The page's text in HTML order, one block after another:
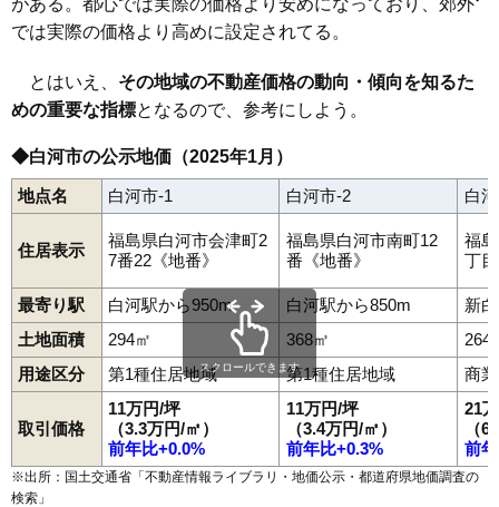
82 大 4.2万円 442万円 -7.7%
83 久田野 3.4万円 479万円
84 道東 3.4万円 517万円 -7.4%
85 大信田園町府 3.3万円 337万円
87 瀬戸原 3.3万円
88 本沼 259万円 -14.4%
白坂 3.2万円 277万円 -14.2%
十文字 657万円 -6.6%
91 弥次郎窪 2.9万円 413万円 -13.2%
92 大信町屋 2.9万円 -12.4%
93 池下 2.9万円 747万円 -11.9%
94 東釜子 2.6万円 291万円 -15.7%
95 関辺 255万円 -16.3%
飯沢山 416万円 -9.6%
97
では実際の価格より高めに設定されてる。
とはいえ、 その地域の不動産価格の動向・傾向を知るた
めの重要な指標となるので、参考にしよう。
◆白河市の公示地価（2025年1月）
地点名 白河市-1 白河市-2 白
住居表示
福島県白河市会津町2
7番22《地番》
福島県白河市南町12
番《地番》
福
丁
最寄り駅 白河駅から950m 白河駅から850m
新
土地面積
294㎡ 368㎡
264
用途区分
第1種住居地域 第1種住居地域 商
取引価格
11万円/坪
（3.3万円/㎡）
前年比+0.0%
11万円/坪
（3.4万円/㎡）
前年比+0.3%
21
（
前
スクロールできます
※出所：国土交通省「不動産情報ライブラリ・地価公示・都道府県地価調査の
検索 」
束前町大 大工町 大信下小屋大信下新城大信田園町府
大信中新城大信町屋高山高山西田島立石立石山
中山南 南湖 西大沼西三坂西三坂山旗宿八竜神
葉ノ木平
番士小路東大沼東蕪内東釜子東深仁井田東三坂山古高山
豊年松並真舟みさか道東南登り町南真舟向新蔵
弥次郎窪 結城 四ツ谷 米村道北 北堀川端
十三原道上
白坂駅白河駅 久田野駅